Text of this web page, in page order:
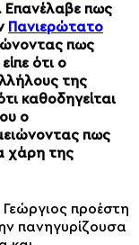
Επανέλαβε πως
Πανιερώτατο
πως
ότι ο
της
καθοδηγείται
ο
πως
χάρη της
προέστη
πανηγυρίζουσα